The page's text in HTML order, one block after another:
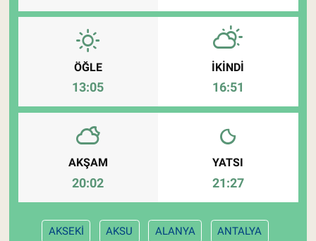
ÖĞLE
13:05
İKINDI
16:51
AKŞAM
20:02
YATSI
21:27
AKSEKİ AKSU ALANYA ANTALYA
Dünyada Tarım
Üretici Birlikleri
Şeker ve Şekerli Mamüller
Tahıllar ve Baklagiller
Tohum